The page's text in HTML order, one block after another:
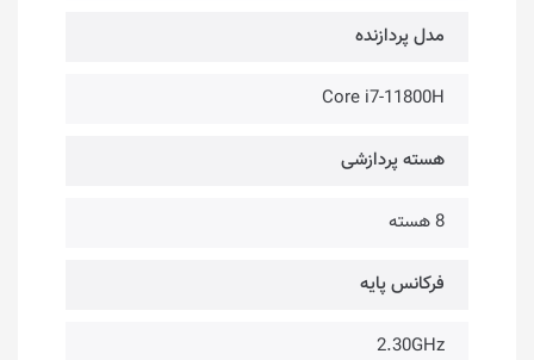
مدل پردازنده
Core i7-11800H
هسته پردازشی
8 هسته
فرکانس پایه
2.30GHz